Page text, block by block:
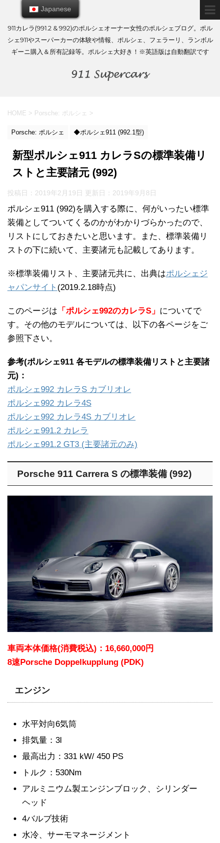
911カレラ(991.2 & 992)のポルシェオーナー女性のポルシェブログ。ポル
シェ911やスーパーカーの体験や情報、ポルシェ、フェラーリ、ランボル
ギーニ購入＆所有記録等。ポルシェ大好き！※英語版は自動翻訳です
HOME > Porsche: ポルシェ >
Porsche: ポルシェ ◆ポルシェ911 (992.1型)
新型ポルシェ911 カレラSの標準装備リ
ストと主要諸元 (992)
投稿日：2019年2月19日 更新日： 2019年9月8日
ポルシェ911 (992)を購入する際に、何がいったい標準
装備としてついてくるのかがわかりづらかったので、
リストにしておきたいと思います。また、標準装備リ
ストの下に続いて、主要諸元も記載してあります。
※標準装備リスト、主要諸元共に、出典はポルシェジ
ャパンサイト (2019.2.18時点)
このページは 「ポルシェ992のカレラS」 についてで
す。その他のモデルについては、以下の各ページをご
参照下さい。
参考(ポルシェ911 各モデルの標準装備リストと主要諸
元)：
ポルシェ992 カレラS カブリオレ
ポルシェ992 カレラ4S
ポルシェ992 カレラ4S カブリオレ
ポルシェ991.2 カレラ
ポルシェ991.2 GT3 (主要諸元のみ)
Porsche 911 Carrera S の標準装備 (992)
車両本体価格(消費税込)：16,660,000円
8速Porsche Doppelkupplung (PDK)
エンジン
水平対向6気筒
排気量：3l
最高出力：331 kW/ 450 PS
トルク：530Nm
アルミニウム製エンジンブロック、シリンダー
ヘッド
4バルブ技術
水冷、サーモマネージメント
Japanese
Japanese